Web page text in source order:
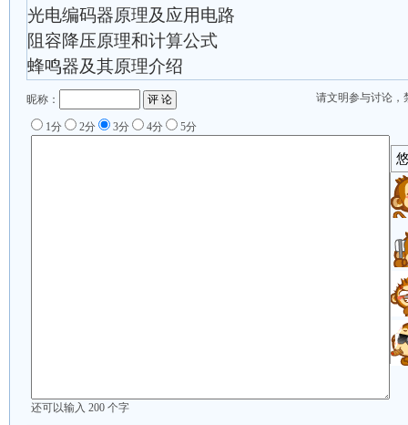
光电编码器原理及应用电路
阻容降压原理和计算公式
蜂鸣器及其原理介绍
请文明参与讨论，
昵称：
1分 2分 3分 4分 5分
还可以输入 200 个字